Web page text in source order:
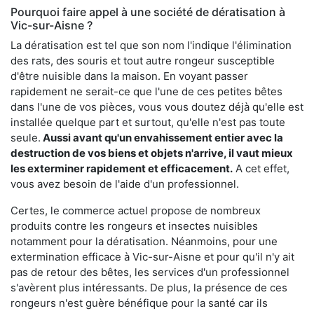
Pourquoi faire appel à une société de dératisation à
Vic-sur-Aisne ?
La dératisation est tel que son nom l'indique l'élimination
des rats, des souris et tout autre rongeur susceptible
d'être nuisible dans la maison. En voyant passer
rapidement ne serait-ce que l'une de ces petites bêtes
dans l'une de vos pièces, vous vous doutez déjà qu'elle est
installée quelque part et surtout, qu'elle n'est pas toute
seule. Aussi avant qu'un envahissement entier avec la
destruction de vos biens et objets n'arrive, il vaut mieux
les exterminer rapidement et efficacement. A cet effet,
vous avez besoin de l'aide d'un professionnel.
Certes, le commerce actuel propose de nombreux
produits contre les rongeurs et insectes nuisibles
notamment pour la dératisation. Néanmoins, pour une
extermination efficace à Vic-sur-Aisne et pour qu'il n'y ait
pas de retour des bêtes, les services d'un professionnel
s'avèrent plus intéressants. De plus, la présence de ces
rongeurs n'est guère bénéfique pour la santé car ils